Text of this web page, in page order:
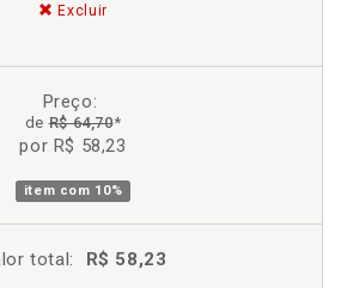
Excluir
Preço:
deR$ 64,70*
por R$ 58,23
item com 10%
total: R$ 58,23